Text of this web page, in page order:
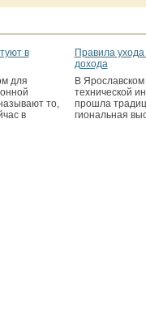
в
для
то,
в
Правила
дохода
В
технической
прошла
гиональная